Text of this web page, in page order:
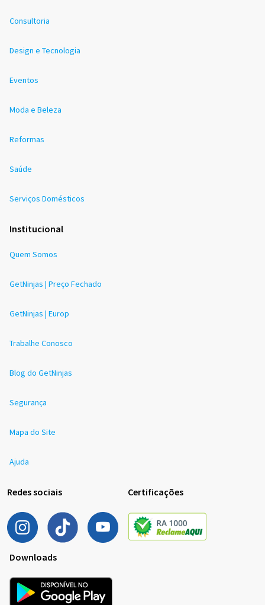
Consultoria
Design e Tecnologia
Eventos
Moda e Beleza
Reformas
Saúde
Serviços Domésticos
Institucional
Quem Somos
GetNinjas | Preço Fechado
GetNinjas | Europ
Trabalhe Conosco
Blog do GetNinjas
Segurança
Mapa do Site
Ajuda
Redes sociais Certificações
Downloads